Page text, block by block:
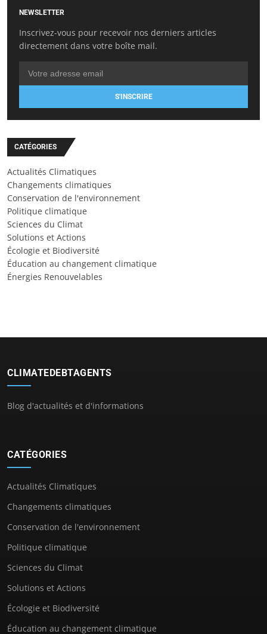
NEWSLETTER
Inscrivez-vous pour recevoir nos derniers articles
directement dans votre boîte mail.
S'INSCRIRE
CATÉGORIES
Actualités Climatiques
Changements climatiques
Conservation de l'environnement
Politique climatique
Sciences du Climat
Solutions et Actions
Écologie et Biodiversité
Éducation au changement climatique
Énergies Renouvelables
CLIMATEDEBTAGENTS
Blog d'actualités et d'informations
CATÉGORIES
Actualités Climatiques
Changements climatiques
Conservation de l'environnement
Politique climatique
Sciences du Climat
Solutions et Actions
Écologie et Biodiversité
Éducation au changement climatique